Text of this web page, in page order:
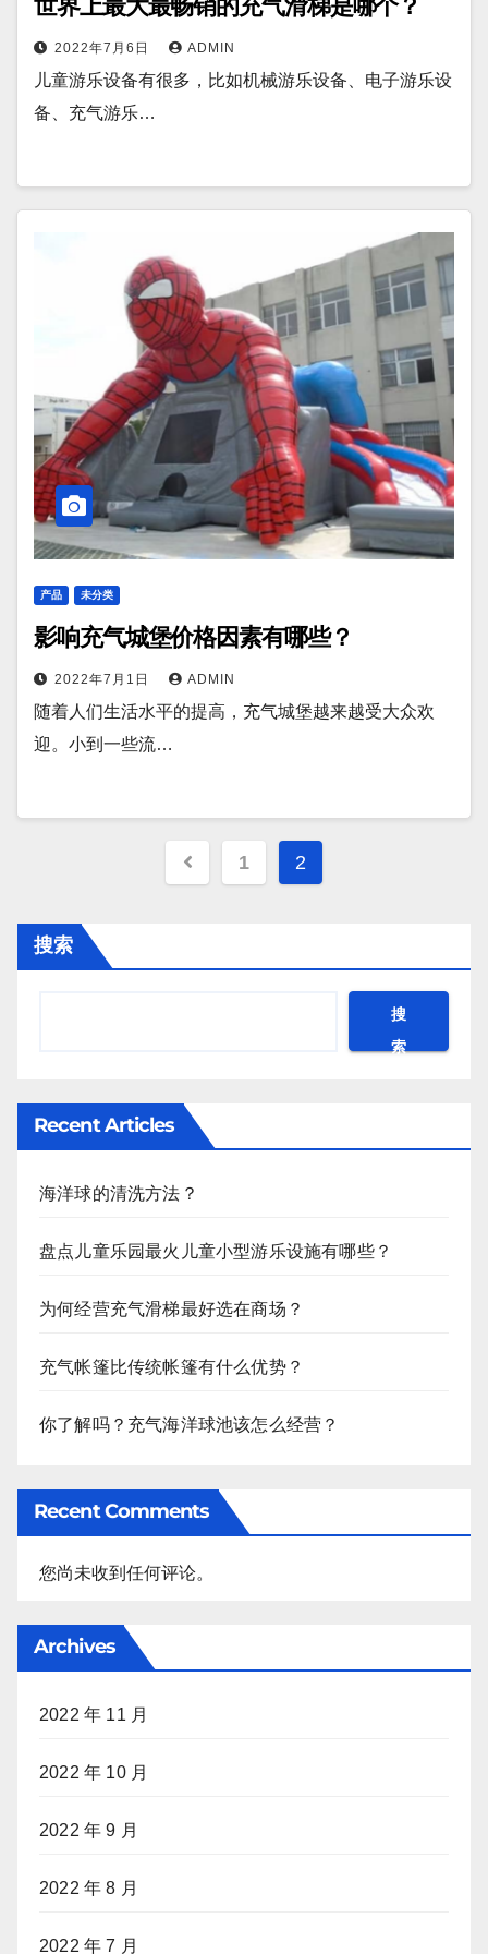
世界上最大最畅销的充气滑梯是哪个？
2022年7月6日 ADMIN
儿童游乐设备有很多，比如机械游乐设备、电子游乐设
备、充气游乐…
产品 未分类
影响充气城堡价格因素有哪些？
2022年7月1日 ADMIN
随着人们生活水平的提高，充气城堡越来越受大众欢
迎。小到一些流…
文
1 2
搜索
搜
索
Recent Articles
海洋球的清洗方法？
盘点儿童乐园最火儿童小型游乐设施有哪些？
为何经营充气滑梯最好选在商场？
充气帐篷比传统帐篷有什么优势？
你了解吗？充气海洋球池该怎么经营？
Recent Comments
您尚未收到任何评论。
Archives
2022 年 11 月
2022 年 10 月
2022 年 9 月
2022 年 8 月
2022 年 7 月